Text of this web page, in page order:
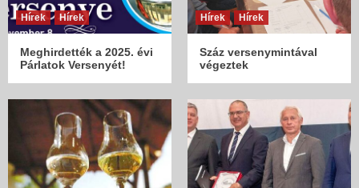
Hírek Hírek
Meghirdették a 2025. évi
Párlatok Versenyét!
Hírek Hírek
Száz versenymintával
végeztek